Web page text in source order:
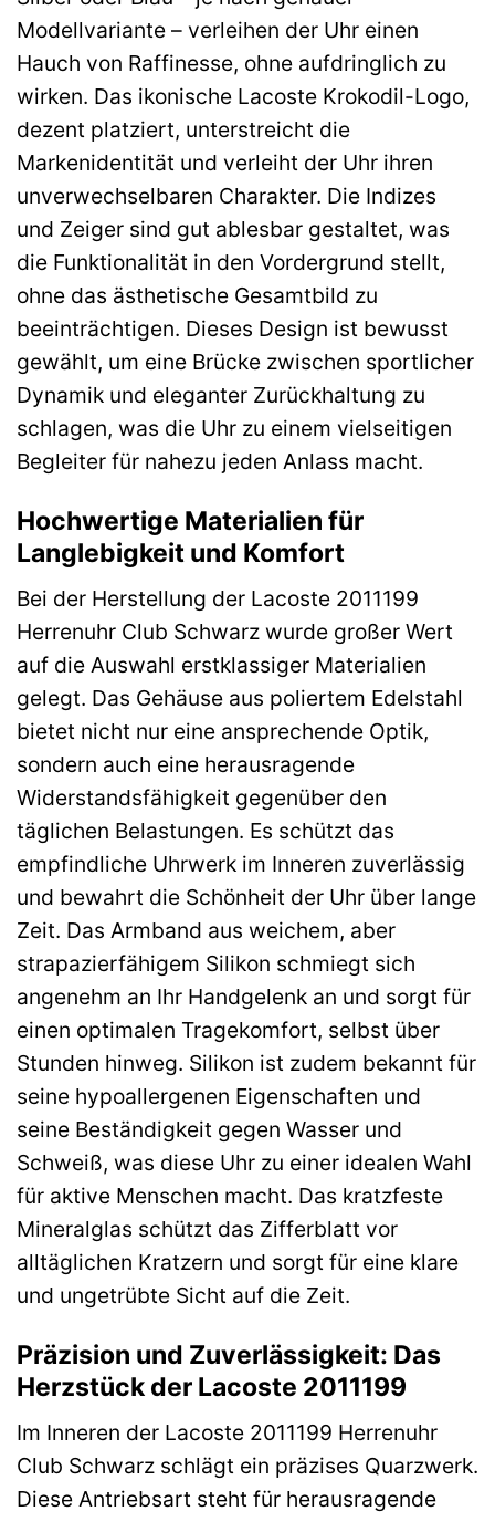
Modellvariante – verleihen der Uhr einen
Hauch von Raffinesse, ohne aufdringlich zu
wirken. Das ikonische Lacoste Krokodil-Logo,
dezent platziert, unterstreicht die
Markenidentität und verleiht der Uhr ihren
unverwechselbaren Charakter. Die Indizes
und Zeiger sind gut ablesbar gestaltet, was
die Funktionalität in den Vordergrund stellt,
ohne das ästhetische Gesamtbild zu
beeinträchtigen. Dieses Design ist bewusst
gewählt, um eine Brücke zwischen sportlicher
Dynamik und eleganter Zurückhaltung zu
schlagen, was die Uhr zu einem vielseitigen
Begleiter für nahezu jeden Anlass macht.
Hochwertige Materialien für
Langlebigkeit und Komfort
Bei der Herstellung der Lacoste 2011199
Herrenuhr Club Schwarz wurde großer Wert
auf die Auswahl erstklassiger Materialien
gelegt. Das Gehäuse aus poliertem Edelstahl
bietet nicht nur eine ansprechende Optik,
sondern auch eine herausragende
Widerstandsfähigkeit gegenüber den
täglichen Belastungen. Es schützt das
empfindliche Uhrwerk im Inneren zuverlässig
und bewahrt die Schönheit der Uhr über lange
Zeit. Das Armband aus weichem, aber
strapazierfähigem Silikon schmiegt sich
angenehm an Ihr Handgelenk an und sorgt für
einen optimalen Tragekomfort, selbst über
Stunden hinweg. Silikon ist zudem bekannt für
seine hypoallergenen Eigenschaften und
seine Beständigkeit gegen Wasser und
Schweiß, was diese Uhr zu einer idealen Wahl
für aktive Menschen macht. Das kratzfeste
Mineralglas schützt das Zifferblatt vor
alltäglichen Kratzern und sorgt für eine klare
und ungetrübte Sicht auf die Zeit.
Präzision und Zuverlässigkeit: Das
Herzstück der Lacoste 2011199
Im Inneren der Lacoste 2011199 Herrenuhr
Club Schwarz schlägt ein präzises Quarzwerk.
Diese Antriebsart steht für herausragende